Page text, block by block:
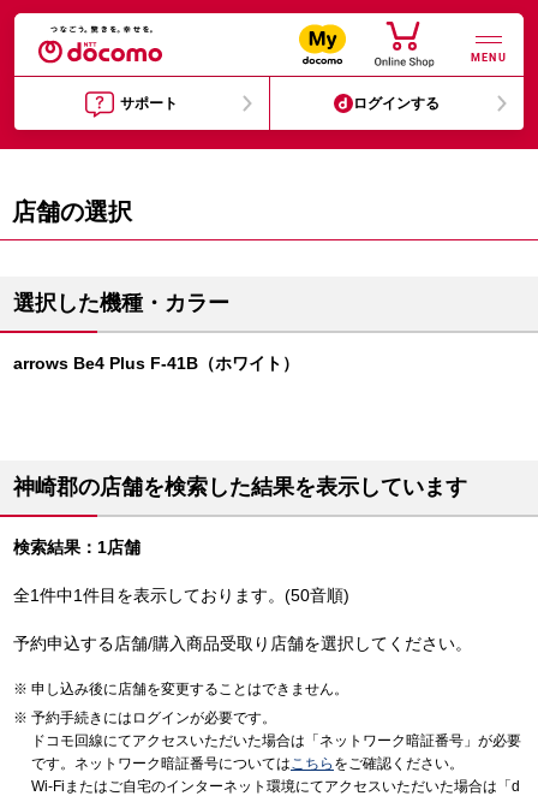
MENU
サポート ログインする
店舗の選択
選択した機種・カラー
arrows Be4 Plus F-41B（ホワイト）
神崎郡の店舗を検索した結果を表示しています
検索結果：1店舗
全1件中1件目を表示しております。(50音順)
予約申込する店舗/購入商品受取り店舗を選択してください。
申し込み後に店舗を変更することはできません。
予約手続きにはログインが必要です。
ドコモ回線にてアクセスいただいた場合は「ネットワーク暗証番号」が必要
です。ネットワーク暗証番号についてはこちら をご確認ください。
Wi-Fiまたはご自宅のインターネット環境にてアクセスいただいた場合は「d